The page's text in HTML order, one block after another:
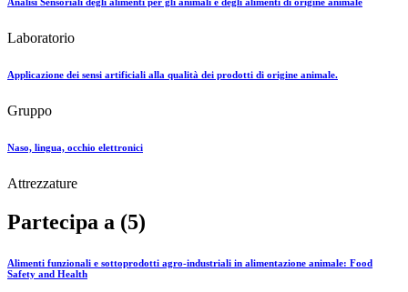
Laboratorio
Applicazione dei sensi artificiali alla qualità dei prodotti di origine animale.
Gruppo
Naso, lingua, occhio elettronici
Attrezzature
Partecipa a (5)
Alimenti funzionali e sottoprodotti agro-industriali in alimentazione animale: Food
Safety and Health